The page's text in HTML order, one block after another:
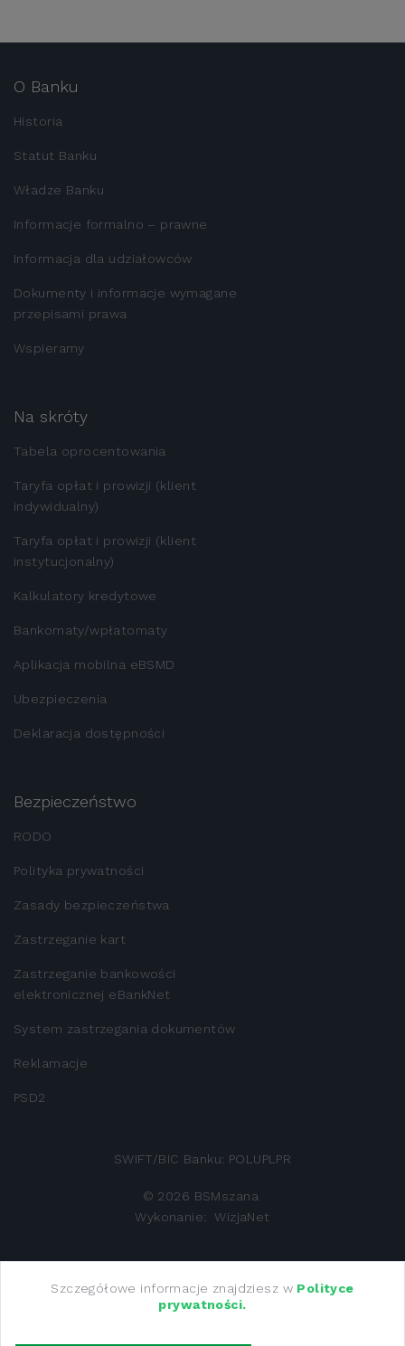
Szczegółowe informacje znajdziesz w Polityce
prywatności.
O Banku
Historia
Statut Banku
Władze Banku
Informacje formalno – prawne
Informacja dla udziałowców
Dokumenty i informacje wymagane
przepisami prawa
Wspieramy
Na skróty
Tabela oprocentowania
Taryfa opłat i prowizji (klient
indywidualny)
Taryfa opłat i prowizji (klient
instytucjonalny)
Kalkulatory kredytowe
Bankomaty/wpłatomaty
Aplikacja mobilna eBSMD
Ubezpieczenia
Deklaracja dostępności
Bezpieczeństwo
RODO
Polityka prywatności
Zasady bezpieczeństwa
Zastrzeganie kart
Zastrzeganie bankowości
elektronicznej eBankNet
System zastrzegania dokumentów
Reklamacje
PSD2
SWIFT/BIC Banku: POLUPLPR
© 2026 BSMszana
Wykonanie:
WizjaNet
Bank Spółdzielczy w Mszanie Dolnej z siedzibą 34-730
Mszana Dolna, ul M.M. Kolbego 13 zarejestrowany w Sadzie